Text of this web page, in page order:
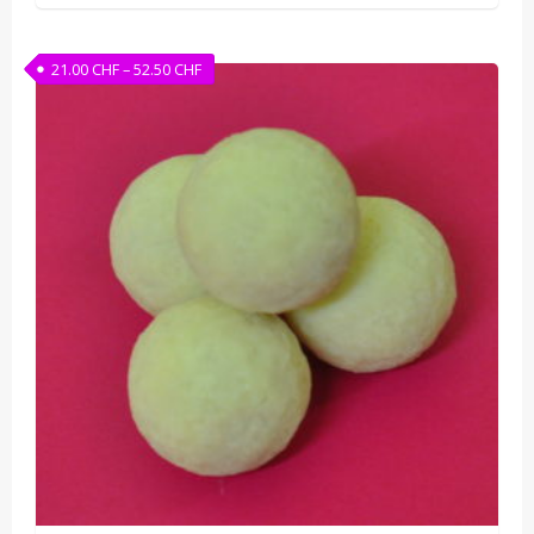
21.00CHF–52.50CHFPreisspanne: 21.00 CHF bis 52.50 CHF